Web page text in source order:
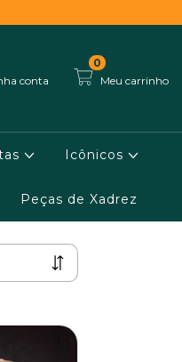
conta Meu carrinho
0
Icônicos
Peças de Xadrez